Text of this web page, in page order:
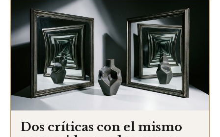
Dos críticas con el mismo